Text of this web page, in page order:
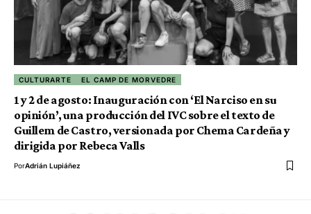
CULTURARTE EL CAMP DE MORVEDRE
1 y 2 de agosto: Inauguración con ‘El Narciso en su
opinión’, una producción del IVC sobre el texto de
Guillem de Castro, versionada por Chema Cardeña y
dirigida por Rebeca Valls
PorAdrián Lupiáñez